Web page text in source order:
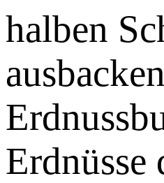
halben
Erdnüsse